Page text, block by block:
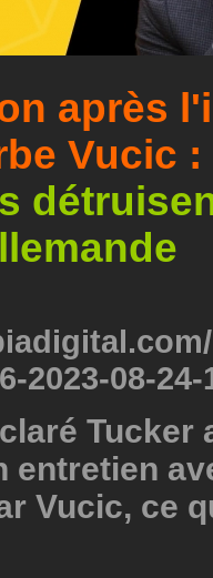
après
Vucic :
2023-08-24-
Tucker
entretien
Vucic, ce